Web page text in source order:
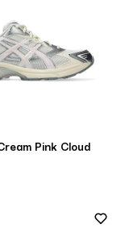
Pink Cloud